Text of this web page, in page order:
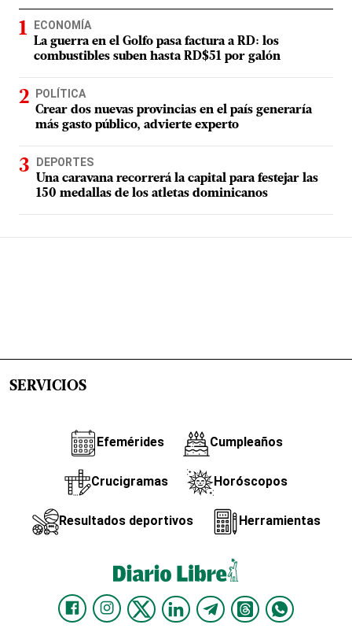
ECONOMÍA
La guerra en el Golfo pasa factura a RD: los
combustibles suben hasta RD$51 por galón
POLÍTICA
Crear dos nuevas provincias en el país generaría
más gasto público, advierte experto
DEPORTES
Una caravana recorrerá la capital para festejar las
150 medallas de los atletas dominicanos
SERVICIOS
Efemérides Cumpleaños
Crucigramas Horóscopos
Resultados deportivos Herramientas